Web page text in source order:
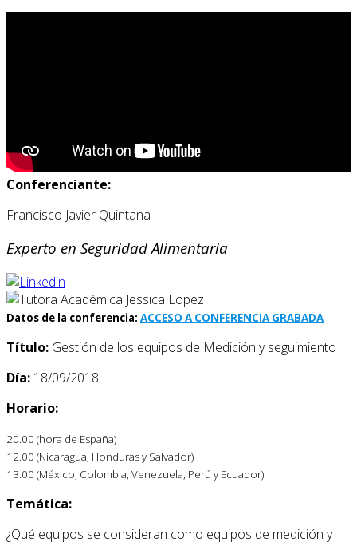
Conferenciante:
Francisco Javier Quintana
Experto en Seguridad Alimentaria
Datos de la conferencia: ACCESO A CONFERENCIA GRABADA
Título: Gestión de los equipos de Medición y seguimiento
Día: 18/09/2018
Horario:
20.00 (hora de España)
12.00 (Nicaragua, Honduras y Salvador)
13.00 (México, Colombia, Venezuela, Perú y Ecuador)
Temática:
¿Qué equipos se consideran como equipos de medición y